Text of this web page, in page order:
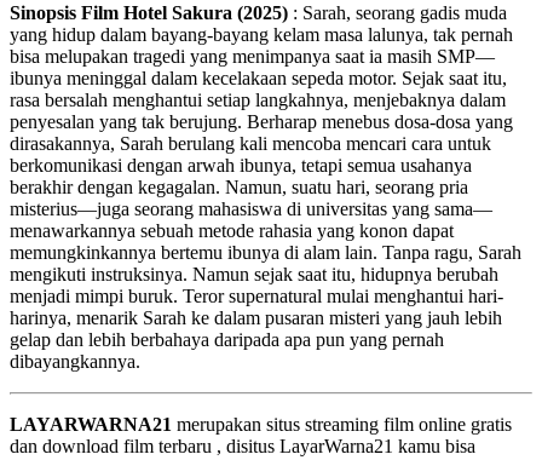
Sinopsis Film Hotel Sakura (2025) : Sarah, seorang gadis muda
yang hidup dalam bayang-bayang kelam masa lalunya, tak pernah
bisa melupakan tragedi yang menimpanya saat ia masih SMP—
ibunya meninggal dalam kecelakaan sepeda motor. Sejak saat itu,
rasa bersalah menghantui setiap langkahnya, menjebaknya dalam
penyesalan yang tak berujung. Berharap menebus dosa-dosa yang
dirasakannya, Sarah berulang kali mencoba mencari cara untuk
berkomunikasi dengan arwah ibunya, tetapi semua usahanya
berakhir dengan kegagalan. Namun, suatu hari, seorang pria
misterius—juga seorang mahasiswa di universitas yang sama—
menawarkannya sebuah metode rahasia yang konon dapat
memungkinkannya bertemu ibunya di alam lain. Tanpa ragu, Sarah
mengikuti instruksinya. Namun sejak saat itu, hidupnya berubah
menjadi mimpi buruk. Teror supernatural mulai menghantui hari-
harinya, menarik Sarah ke dalam pusaran misteri yang jauh lebih
gelap dan lebih berbahaya daripada apa pun yang pernah
dibayangkannya.
LAYARWARNA21 merupakan situs streaming film online gratis
dan download film terbaru , disitus LayarWarna21 kamu bisa